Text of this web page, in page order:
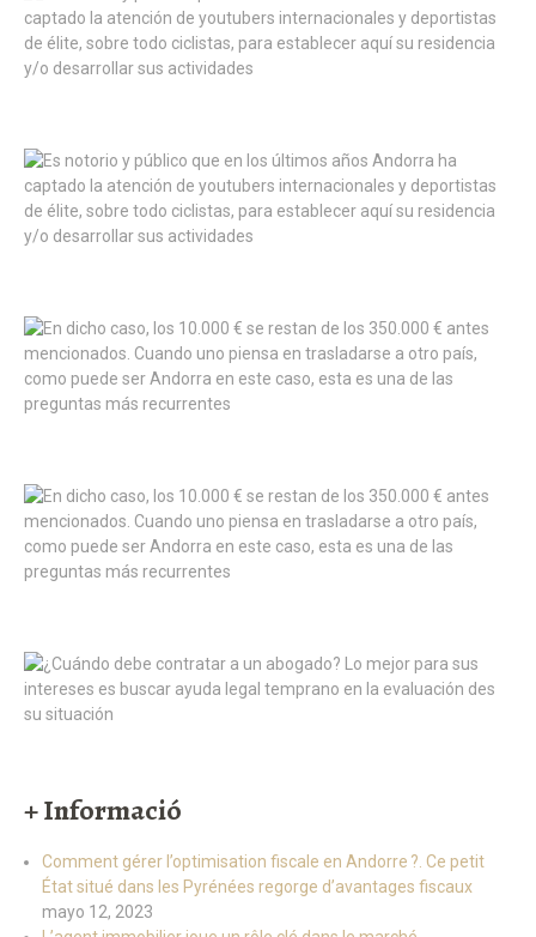
+ Informació
Comment gérer l’optimisation fiscale en Andorre ?. Ce petit
État situé dans les Pyrénées regorge d’avantages fiscaux
mayo 12, 2023